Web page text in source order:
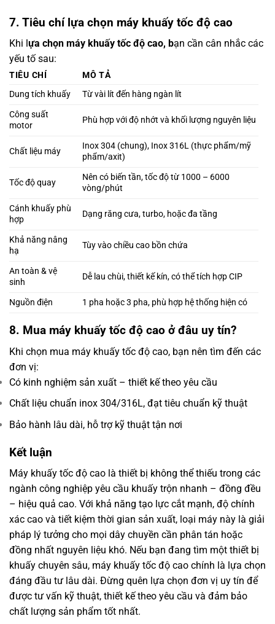
7. Tiêu chí lựa chọn máy khuấy tốc độ cao
Khi l ựa chọn máy khuấy tốc độ cao, bạn cần cân nhắc các
yếu tố sau:
TIÊU CHÍ
MÔ TẢ
Dung tích khuấy
Từ vài lít đến hàng ngàn lít
Công suất
motor
Phù hợp với độ nhớt và khối lượng nguyên liệu
Chất liệu máy
Inox 304 (chung), Inox 316L (thực phẩm/mỹ
phẩm/axit)
Tốc độ quay
Nên có biến tần, tốc độ từ 1000 – 6000
vòng/phút
Cánh khuấy phù
hợp
Dạng răng cưa, turbo, hoặc đa tầng
Khả năng nâng
hạ
Tùy vào chiều cao bồn chứa
An toàn & vệ
sinh
Dễ lau chùi, thiết kế kín, có thể tích hợp CIP
Nguồn điện 1 pha hoặc 3 pha, phù hợp hệ thống hiện có
8. Mua máy khuấy tốc độ cao ở đâu uy tín?
Khi chọn mua máy khuấy tốc độ cao, bạn nên tìm đến các
đơn vị:
Có kinh nghiệm sản xuất – thiết kế theo yêu cầu
Chất liệu chuẩn inox 304/316L, đạt tiêu chuẩn kỹ thuật
Bảo hành lâu dài, hỗ trợ kỹ thuật tận nơi
Kết luận
Máy khuấy tốc độ cao là thiết bị không thể thiếu trong các
ngành công nghiệp yêu cầu khuấy trộn nhanh – đồng đều
– hiệu quả cao. Với khả năng tạo lực cắt mạnh, độ chính
xác cao và tiết kiệm thời gian sản xuất, loại máy này là giải
pháp lý tưởng cho mọi dây chuyền cần phân tán hoặc
đồng nhất nguyên liệu khó. Nếu bạn đang tìm một thiết bị
khuấy chuyên sâu, máy khuấy tốc độ cao chính là lựa chọn
đáng đầu tư lâu dài. Đừng quên lựa chọn đơn vị uy tín để
được tư vấn kỹ thuật, thiết kế theo yêu cầu và đảm bảo
chất lượng sản phẩm tốt nhất.